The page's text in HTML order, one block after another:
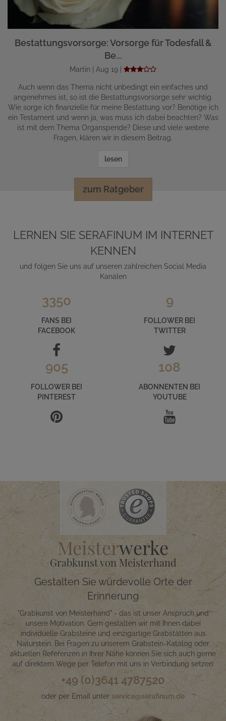
Bestattungsvorsorge: Vorsorge für Todesfall &
Be...
Martin | Aug 19 |
Auch wenn das Thema nicht unbedingt ein einfaches und
angenehmes ist, so ist die Bestattungsvorsorge sehr wichtig.
Wie sorge ich finanzielle für meine Bestattung vor? Benötige ich
ein Testament und wenn ja, was muss ich dabei beachten? Was
ist mit dem Thema Organspende? Diese und viele weitere
Fragen, klären wir in diesem Beitrag.
lesen
zum Ratgeber
LERNEN SIE SERAFINUM IM INTERNET
KENNEN
und folgen Sie uns auf unseren zahlreichen Social Media
Kanälen
3350
FANS BEI
FACEBOOK
9
FOLLOWER BEI
TWITTER
905
FOLLOWER BEI
PINTEREST
108
ABONNENTEN BEI
YOUTUBE
Meisterwerke
Grabkunst von Meisterhand
Gestalten Sie würdevolle Orte der
Erinnerung
"Grabkunst von Meisterhand" - das ist unser Anspruch und
unsere Motivation. Gern gestalten wir mit Ihnen dabei
individuelle Grabsteine und einzigartige Grabstätten aus
Naturstein. Bei Fragen zu unserem Grabstein-Katalog oder
aktuellen Referenzen in Ihrer Nähe können Sie sich auch gerne
auf direktem Wege per Telefon mit uns in Verbindung setzen:
+49 (0)3641 4787520
oder per Email unter service@serafinum.de